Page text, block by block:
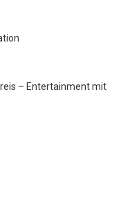
– Entertainment mit